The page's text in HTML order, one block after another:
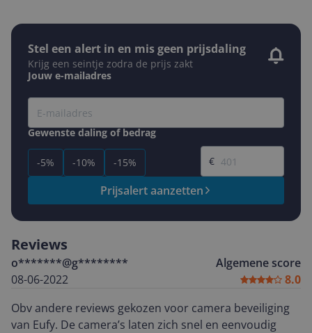
Stel een alert in en mis geen prijsdaling
Krijg een seintje zodra de prijs zakt
Jouw e-mailadres
Gewenste daling of bedrag
-5% -10% -15%
Gewenste prijs
€
Prijsalert aanzetten
Reviews
o*******@g********
08-06-2022
Algemene score
8.0
Obv andere reviews gekozen voor camera beveiliging
van Eufy. De camera’s laten zich snel en eenvoudig